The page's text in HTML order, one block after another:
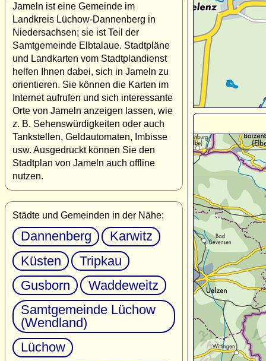
Jameln ist eine Gemeinde im
Landkreis Lüchow-Dannenberg in
Niedersachsen; sie ist Teil der
Samtgemeinde Elbtalaue. Stadtpläne
und Landkarten vom Stadtplandienst
helfen Ihnen dabei, sich in Jameln zu
orientieren. Sie können die Karten im
Internet aufrufen und sich interessante
Orte von Jameln anzeigen lassen, wie
z. B. Sehenswürdigkeiten oder auch
Tankstellen, Geldautomaten, Imbisse
usw. Ausgedruckt können Sie den
Stadtplan von Jameln auch offline
nutzen.
Städte und Gemeinden in der Nähe:
Dannenberg
Karwitz
Küsten
Tripkau
Gusborn
Waddeweitz
Samtgemeinde Lüchow
(Wendland)
Lüchow